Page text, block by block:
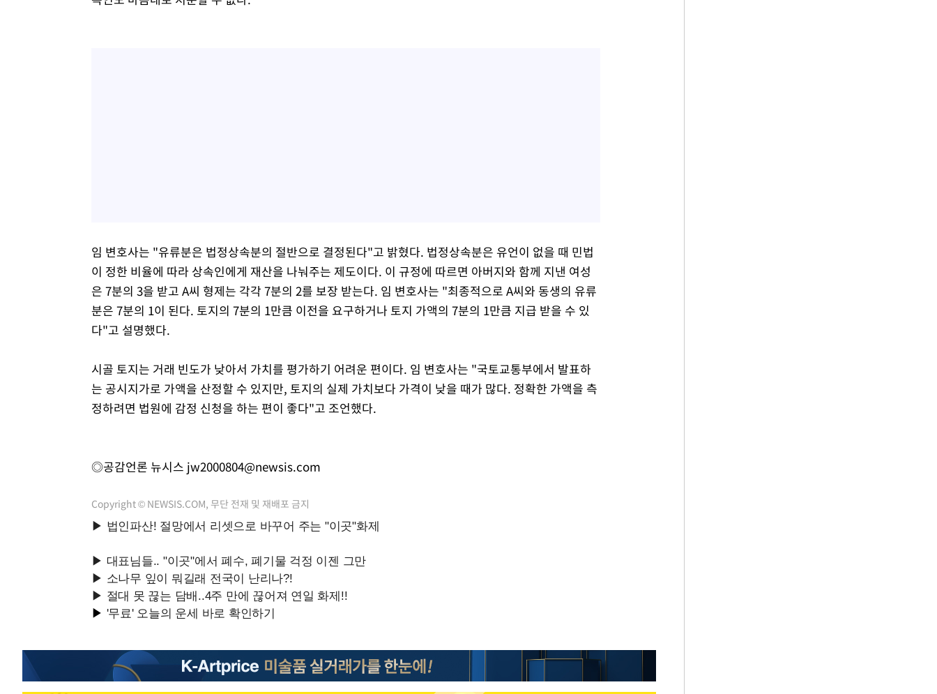
임 변호사는 "유류분은 법정상속분의 절반으로 결정된다"고 밝혔다. 법정상속분은 유언이 없을 때 민법
이 정한 비율에 따라 상속인에게 재산을 나눠주는 제도이다. 이 규정에 따르면 아버지와 함께 지낸 여성
은 7분의 3을 받고 A씨 형제는 각각 7분의 2를 보장 받는다. 임 변호사는 "최종적으로 A씨와 동생의 유류
분은 7분의 1이 된다. 토지의 7분의 1만큼 이전을 요구하거나 토지 가액의 7분의 1만큼 지급 받을 수 있
다"고 설명했다.
시골 토지는 거래 빈도가 낮아서 가치를 평가하기 어려운 편이다. 임 변호사는 "국토교통부에서 발표하
는 공시지가로 가액을 산정할 수 있지만, 토지의 실제 가치보다 가격이 낮을 때가 많다. 정확한 가액을 측
정하려면 법원에 감정 신청을 하는 편이 좋다"고 조언했다.
◎공감언론 뉴시스 jw2000804@newsis.com
Copyright © NEWSIS.COM, 무단 전재 및 재배포 금지